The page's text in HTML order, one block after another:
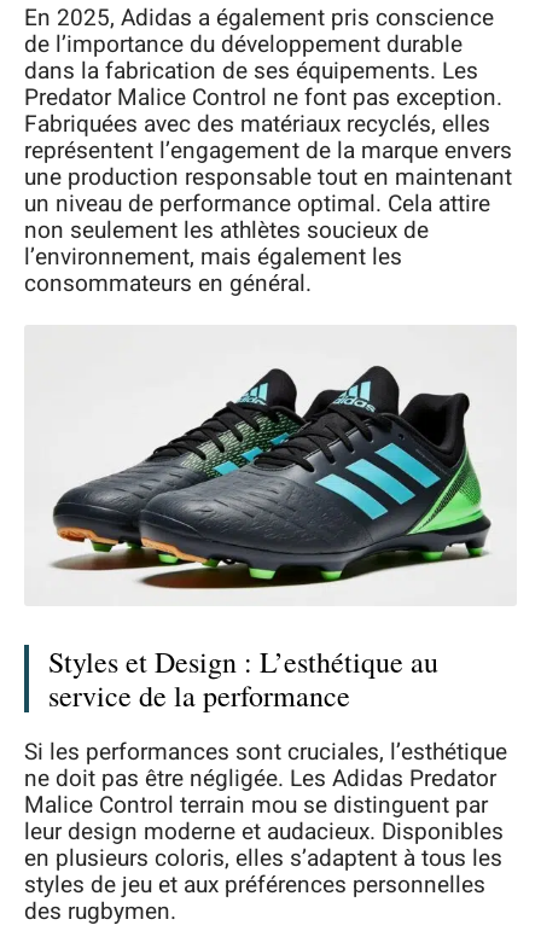
En 2025, Adidas a également pris conscience
de l’importance du développement durable
dans la fabrication de ses équipements. Les
Predator Malice Control ne font pas exception.
Fabriquées avec des matériaux recyclés, elles
représentent l’engagement de la marque envers
une production responsable tout en maintenant
un niveau de performance optimal. Cela attire
non seulement les athlètes soucieux de
l’environnement, mais également les
consommateurs en général.
Styles et Design : L’esthétique au
service de la performance
Si les performances sont cruciales, l’esthétique
ne doit pas être négligée. Les Adidas Predator
Malice Control terrain mou se distinguent par
leur design moderne et audacieux. Disponibles
en plusieurs coloris, elles s’adaptent à tous les
styles de jeu et aux préférences personnelles
des rugbymen.